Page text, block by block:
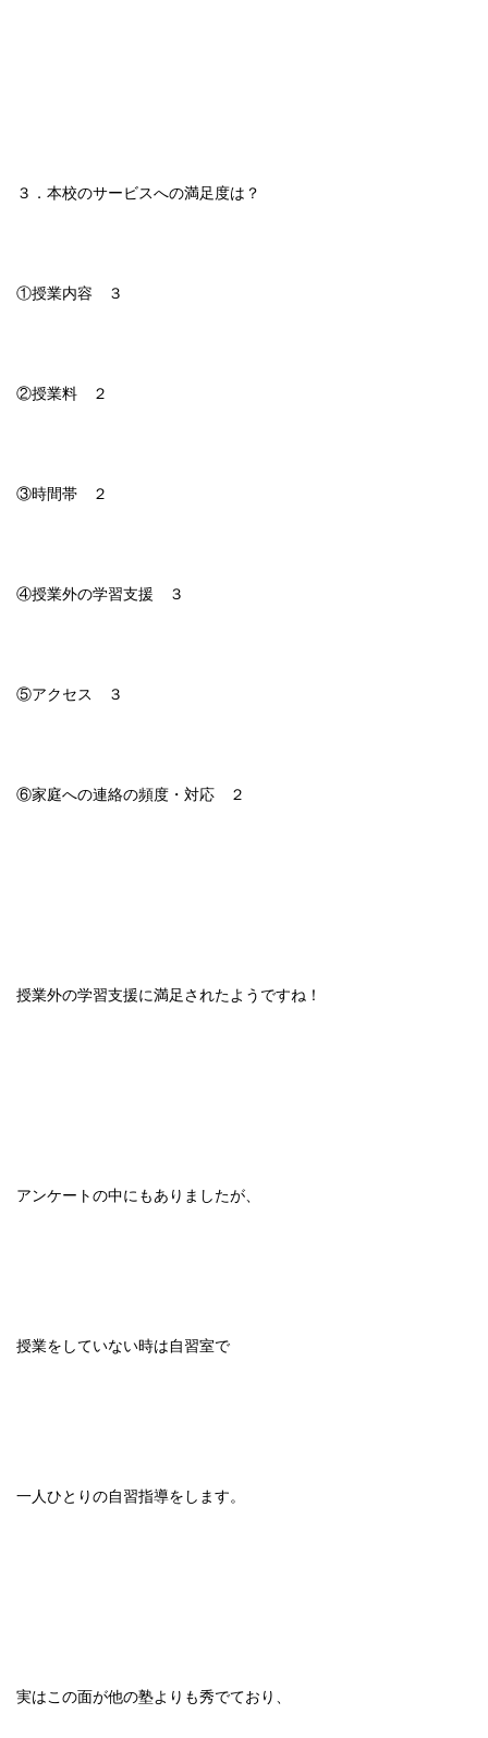
３．本校のサービスへの満足度は？
①授業内容 ３
②授業料 ２
③時間帯 ２
④授業外の学習支援 ３
⑤アクセス ３
⑥家庭への連絡の頻度・対応 ２
授業外の学習支援に満足されたようですね！
アンケートの中にもありましたが、
授業をしていない時は自習室で
一人ひとりの自習指導をします。
実はこの面が他の塾よりも秀でており、